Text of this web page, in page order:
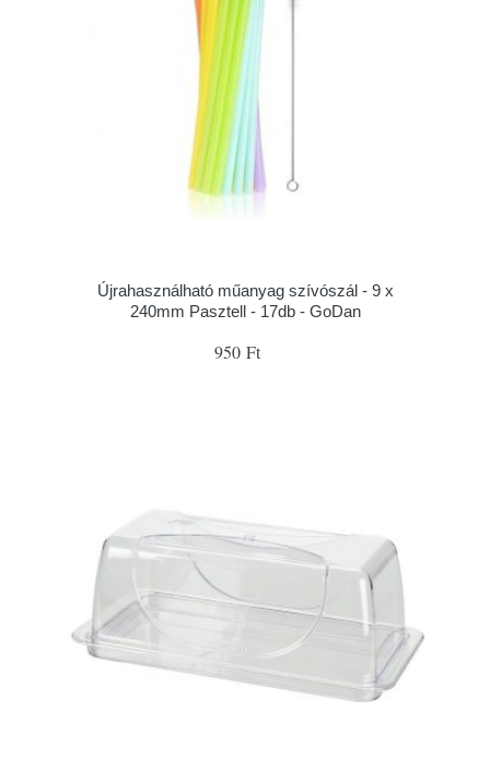
Újrahasználható műanyag szívószál - 9 x
240mm Pasztell - 17db - GoDan
950 Ft